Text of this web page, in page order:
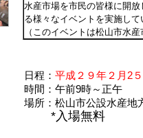
水産市場を市民の皆様に開
る様々なイベントを実施して
（このイベントは松山市水
日程 ： 平成２９年２月2
時間：午前9時～正午
場所：松山市公設水産地
*入場無料